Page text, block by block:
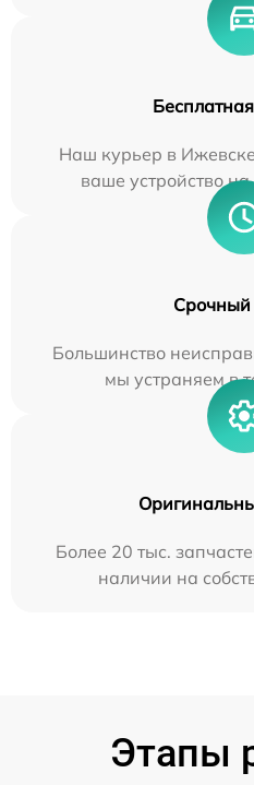
Наш курьер в
ваше устройство
Срочный
Большинство
мы устраняем в
Более 20 тыс.
наличии на
Этапы